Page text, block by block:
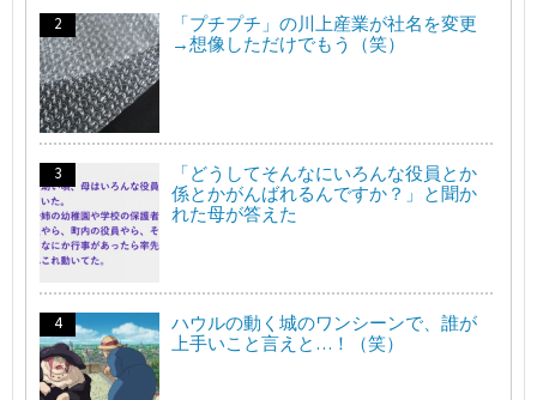
「プチプチ」の川上産業が社名を変更
→想像しただけでもう（笑）
「どうしてそんなにいろんな役員とか
係とかがんばれるんですか？」と聞か
れた母が答えた
ハウルの動く城のワンシーンで、誰が
上手いこと言えと…！（笑）